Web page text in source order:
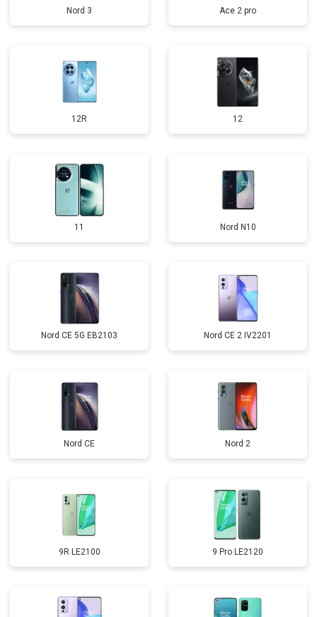
Nord 3 Ace 2 pro
12R 12
11 Nord N10
Nord CE 5G EB2103 Nord CE 2 IV2201
Nord CE Nord 2
9R LE2100 9 Pro LE2120